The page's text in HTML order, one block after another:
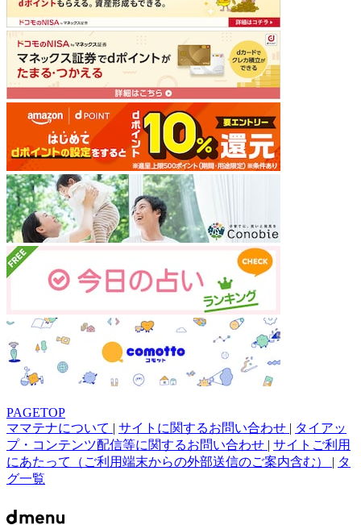
PAGETOP
ママテナについて | サイトに関するお問い合わせ | タイアッ
プ・コンテンツ配信等に関するお問い合わせ | サイトご利用
にあたって（ご利用端末からの外部送信のご案内含む） | タ
グ一覧